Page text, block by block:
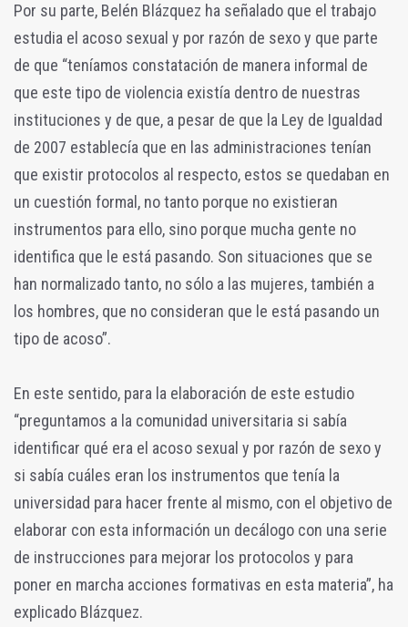
Por su parte, Belén Blázquez ha señalado que el trabajo
estudia el acoso sexual y por razón de sexo y que parte
de que “teníamos constatación de manera informal de
que este tipo de violencia existía dentro de nuestras
instituciones y de que, a pesar de que la Ley de Igualdad
de 2007 establecía que en las administraciones tenían
que existir protocolos al respecto, estos se quedaban en
un cuestión formal, no tanto porque no existieran
instrumentos para ello, sino porque mucha gente no
identifica que le está pasando. Son situaciones que se
han normalizado tanto, no sólo a las mujeres, también a
los hombres, que no consideran que le está pasando un
tipo de acoso”.
En este sentido, para la elaboración de este estudio
“preguntamos a la comunidad universitaria si sabía
identificar qué era el acoso sexual y por razón de sexo y
si sabía cuáles eran los instrumentos que tenía la
universidad para hacer frente al mismo, con el objetivo de
elaborar con esta información un decálogo con una serie
de instrucciones para mejorar los protocolos y para
poner en marcha acciones formativas en esta materia”, ha
explicado Blázquez.